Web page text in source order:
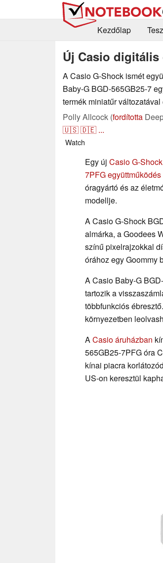
Kezdőlap
Új Casio
A Casio G-Shock ismét
Baby-G BGD-565GB25-7
termék miniatűr változatával
Polly Allcock (fordította
🇺🇸🇩🇪 ...
Watch
Egy új Casio G-
7PFG együttműködés
óragyártó és az
modellje.
A Casio G-Shock
almárka, a Goodees
színű pixelrajzokkal
órához egy Goommy
A Casio Baby-G
tartozik a
többfunkciós
környezetben
ACasio áruházban
565GB25-7PFG óra
kínai piacra
US-on keresztül